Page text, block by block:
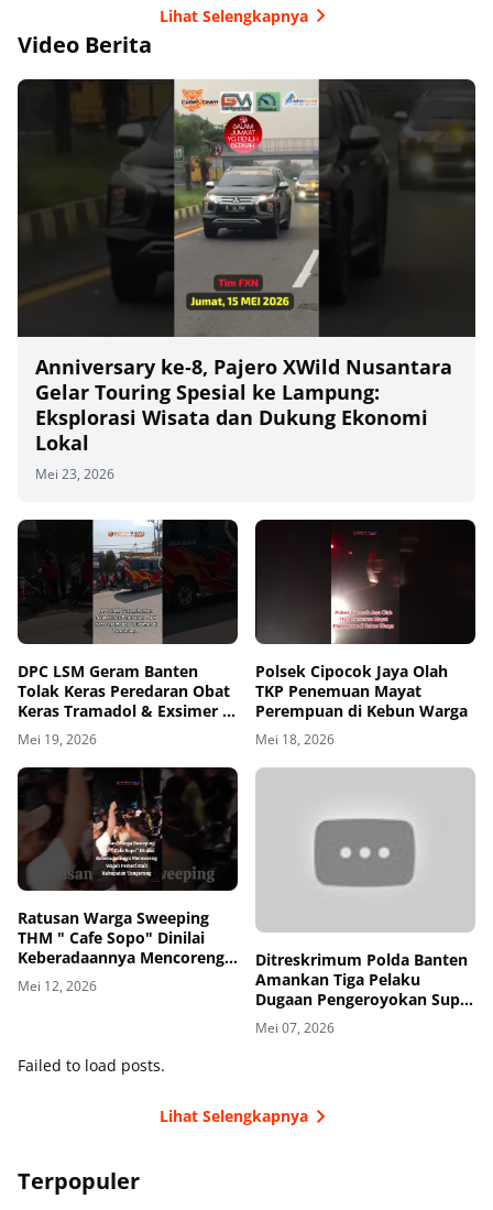
Lihat Selengkapnya
Video Berita
Anniversary ke‑8, Pajero XWild Nusantara
Gelar Touring Spesial ke Lampung:
Eksplorasi Wisata dan Dukung Ekonomi
Lokal
Mei 23, 2026
DPC LSM Geram Banten
Tolak Keras Peredaran Obat
Keras Tramadol & Exsimer di
Tangerang
Mei 19, 2026
Polsek Cipocok Jaya Olah
TKP Penemuan Mayat
Perempuan di Kebun Warga
Mei 18, 2026
Ratusan Warga Sweeping
THM " Cafe Sopo" Dinilai
Keberadaannya Mencoreng
Wajah Pemerintah
Kabupaten Tangerang
Mei 12, 2026
Ditreskrimum Polda Banten
Amankan Tiga Pelaku
Dugaan Pengeroyokan Supir
di Toll
Mei 07, 2026
Failed to load posts.
Lihat Selengkapnya
Terpopuler